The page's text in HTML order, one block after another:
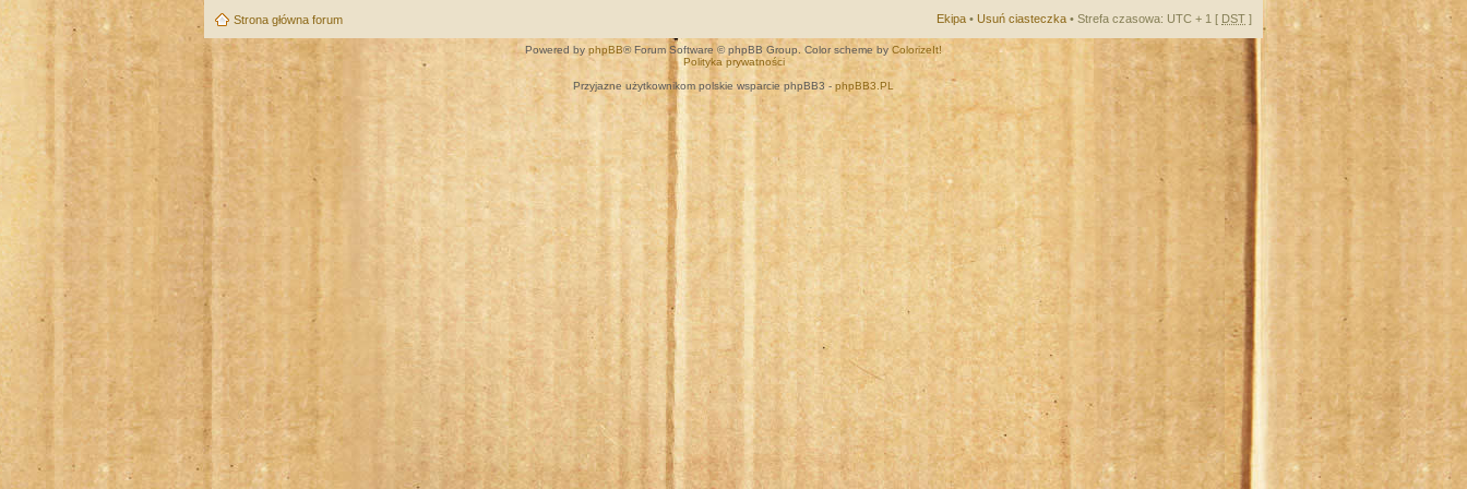
Strona główna forum Ekipa • Usuń ciasteczka • Strefa czasowa: UTC + 1 [ DST ]
Powered by phpBB® Forum Software © phpBB Group. Color scheme by ColorizeIt!
Polityka prywatności
Przyjazne użytkownikom polskie wsparcie phpBB3 - phpBB3.PL